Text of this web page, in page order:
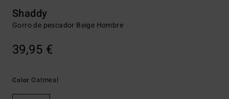
Shaddy
Gorro de pescador Beige Hombre
39,95 €
Color Oatmeal